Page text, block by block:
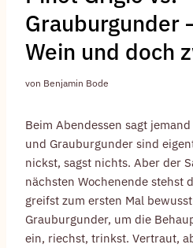
Grauburgunder
Wein und doch
von Benjamin Bode
Beim Abendessen sagt
und Grauburgunder sind
nickst, sagst nichts. Aber der
nächsten Wochenende stehst
greifst zum ersten Mal
Grauburgunder, um die
ein, riechst, trinkst. Vertraut,